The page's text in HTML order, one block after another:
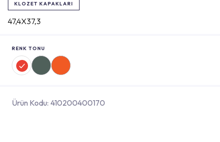
KLOZET KAPAKLARI
47,4X37,3
RENK TONU
Ürün Kodu: 410200400170